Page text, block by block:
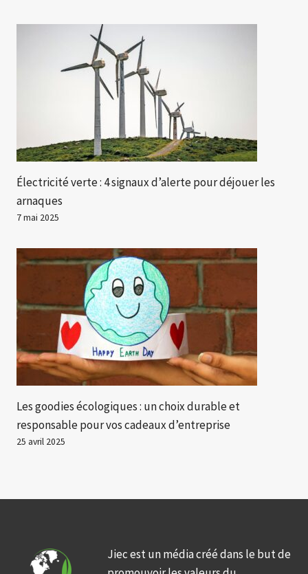
Électricité verte : 4 signaux d’alerte pour déjouer les
arnaques
7 mai 2025
Les goodies écologiques : un choix durable et
responsable pour vos cadeaux d’entreprise
25 avril 2025
Jiec est un média créé dans le but de